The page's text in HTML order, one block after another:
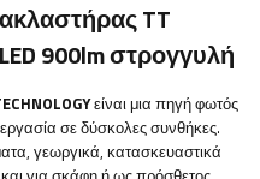
TT
900lm στρογγυλή
είναι μια πηγή φωτός
σε δύσκολες συνθήκες.
γεωργικά, κατασκευαστικά